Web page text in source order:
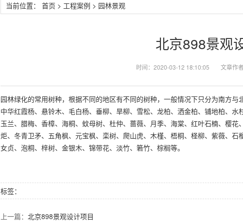
当前位置： 首页 > 工程案例 > 园林景观
北京898景观
时间：2020-03-12 18:10:05 文章作
园林绿化的常用树种，根据不同的地区有不同的树种，一般情况下只分为南方与
中华红霞杨、悬铃木、毛白杨、垂柳、旱柳、雪松、龙柏、洒金柏、铺地柏、
玉兰、腊梅、香樟、海桐、蚊母树、杜仲、蔷薇、月季、海棠、红叶石楠、樱
炬、冬青卫矛、五角枫、元宝枫、栾树、爬山虎、木槿、梧桐、柽柳、紫薇、
女贞、泡桐、梓树、金银木、锦带花、淡竹、箬竹、棕榈等。
标签：
上一篇： 北京898景观设计项目